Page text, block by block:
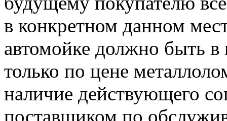
в конкретном данном
автомойке должно быть в
только по цене
наличие действующего
поставщиком по